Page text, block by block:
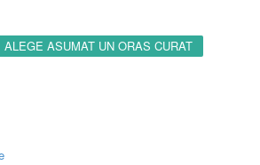
ALEGE ASUMAT UN ORAS CURAT